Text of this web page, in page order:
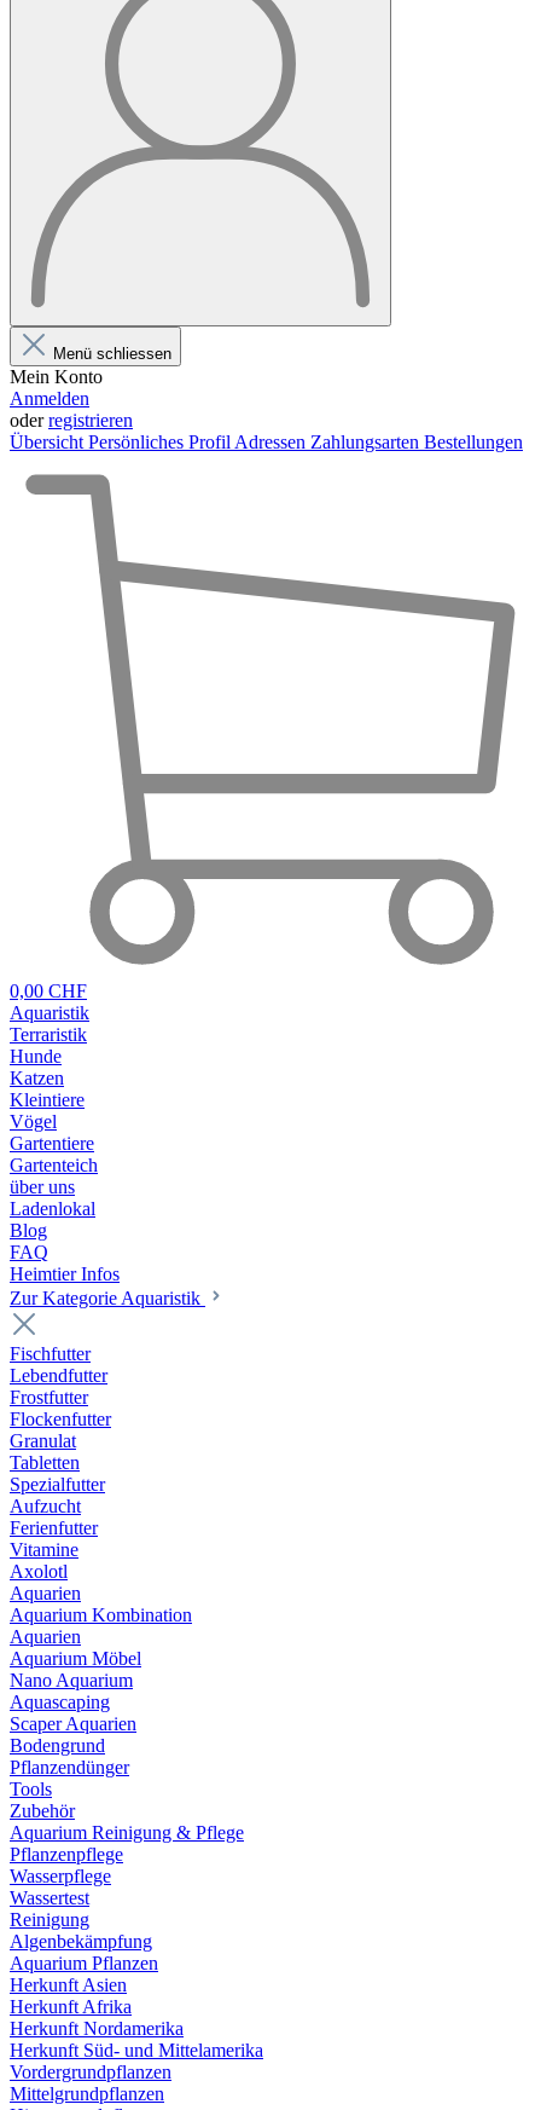
Menü schliessen
Mein Konto
Anmelden
oderregistrieren
Übersicht Persönliches Profil Adressen Zahlungsarten Bestellungen
0,00 CHF
Aquaristik
Terraristik
Hunde
Katzen
Kleintiere
Vögel
Gartentiere
Gartenteich
über uns
Ladenlokal
Blog
FAQ
Heimtier Infos
Zur Kategorie Aquaristik
Fischfutter
Lebendfutter
Frostfutter
Flockenfutter
Granulat
Tabletten
Spezialfutter
Aufzucht
Ferienfutter
Vitamine
Axolotl
Aquarien
Aquarium Kombination
Aquarien
Aquarium Möbel
Nano Aquarium
Aquascaping
Scaper Aquarien
Bodengrund
Pflanzendünger
Tools
Zubehör
Aquarium Reinigung & Pflege
Pflanzenpflege
Wasserpflege
Wassertest
Reinigung
Algenbekämpfung
Aquarium Pflanzen
Herkunft Asien
Herkunft Afrika
Herkunft Nordamerika
Herkunft Süd- und Mittelamerika
Vordergrundpflanzen
Mittelgrundpflanzen